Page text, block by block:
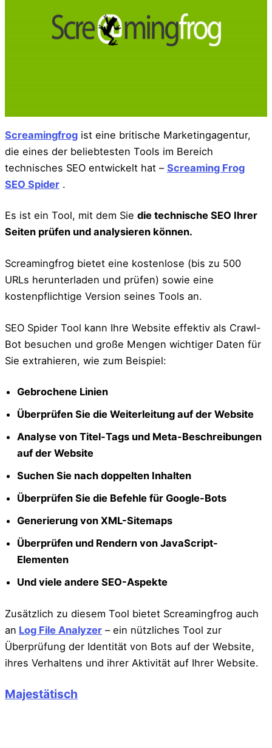
Screamingfrog ist eine britische Marketingagentur,
die eines der beliebtesten Tools im Bereich
technisches SEO entwickelt hat – Screaming Frog
SEO Spider .
Es ist ein Tool, mit dem Sie die technische SEO Ihrer
Seiten prüfen und analysieren können.
Screamingfrog bietet eine kostenlose (bis zu 500
URLs herunterladen und prüfen) sowie eine
kostenpflichtige Version seines Tools an.
SEO Spider Tool kann Ihre Website effektiv als Crawl-
Bot besuchen und große Mengen wichtiger Daten für
Sie extrahieren, wie zum Beispiel:
Gebrochene Linien
Überprüfen Sie die Weiterleitung auf der Website
Analyse von Titel-Tags und Meta-Beschreibungen
auf der Website
Suchen Sie nach doppelten Inhalten
Überprüfen Sie die Befehle für Google-Bots
Generierung von XML-Sitemaps
Überprüfen und Rendern von JavaScript-
Elementen
Und viele andere SEO-Aspekte
Zusätzlich zu diesem Tool bietet Screamingfrog auch
an Log File Analyzer – ein nützliches Tool zur
Überprüfung der Identität von Bots auf der Website,
ihres Verhaltens und ihrer Aktivität auf Ihrer Website.
Majestätisch